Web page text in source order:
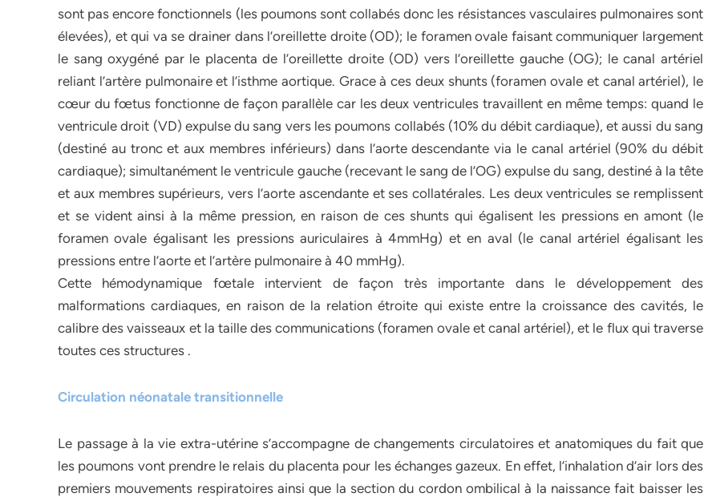
sont pas encore fonctionnels (les poumons sont collabés donc les résistances vasculaires pulmonaires sont
élevées), et qui va se drainer dans l’oreillette droite (OD); le foramen ovale faisant communiquer largement
le sang oxygéné par le placenta de l’oreillette droite (OD) vers l’oreillette gauche (OG); le canal artériel
reliant l’artère pulmonaire et l’isthme aortique. Grace à ces deux shunts (foramen ovale et canal artériel), le
cœur du fœtus fonctionne de façon parallèle car les deux ventricules travaillent en même temps: quand le
ventricule droit (VD) expulse du sang vers les poumons collabés (10% du débit cardiaque), et aussi du sang
(destiné au tronc et aux membres inférieurs) dans l’aorte descendante via le canal artériel (90% du débit
cardiaque); simultanément le ventricule gauche (recevant le sang de l’OG) expulse du sang, destiné à la tête
et aux membres supérieurs, vers l’aorte ascendante et ses collatérales. Les deux ventricules se remplissent
et se vident ainsi à la même pression, en raison de ces shunts qui égalisent les pressions en amont (le
foramen ovale égalisant les pressions auriculaires à 4mmHg) et en aval (le canal artériel égalisant les
pressions entre l’aorte et l’artère pulmonaire à 40 mmHg).
Cette hémodynamique fœtale intervient de façon très importante dans le développement des
malformations cardiaques, en raison de la relation étroite qui existe entre la croissance des cavités, le
calibre des vaisseaux et la taille des communications (foramen ovale et canal artériel), et le flux qui traverse
toutes ces structures .
Circulation néonatale transitionnelle
Le passage à la vie extra-utérine s’accompagne de changements circulatoires et anatomiques du fait que
les poumons vont prendre le relais du placenta pour les échanges gazeux. En effet, l’inhalation d’air lors des
premiers mouvements respiratoires ainsi que la section du cordon ombilical à la naissance fait baisser les